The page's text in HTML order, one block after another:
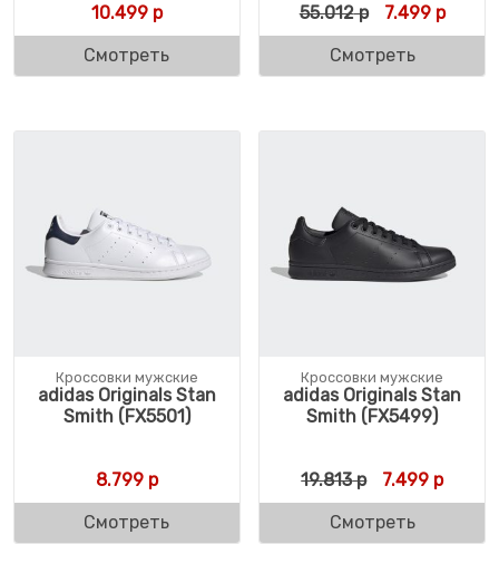
10.499р
Смотреть
55.012р 7.499р
Смотреть
Кроссовки мужские
adidas Originals Stan
Smith (FX5501)
8.799р
Смотреть
Кроссовки мужские
adidas Originals Stan
Smith (FX5499)
19.813р 7.499 р
Смотреть